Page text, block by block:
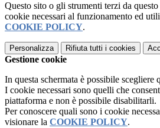
Questo sito o gli strumenti terzi da
cookie necessari al funzionamento ed
COOKIE POLICY.
Personalizza Rifiuta tutti i cookies
Gestione cookie
In questa schermata è possibile scegliere
I cookie necessari sono quelli che
piattaforma e non è possibile disabilitarli.
Per conoscere quali sono i cookie
visionare la COOKIE POLICY.